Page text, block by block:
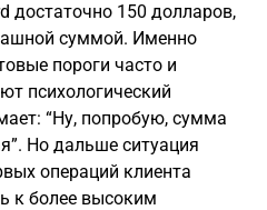
достаточно 150 долларов,
суммой. Именно
пороги часто и
психологический
“Ну, попробую, сумма
Но дальше ситуация
операций клиента
к более высоким